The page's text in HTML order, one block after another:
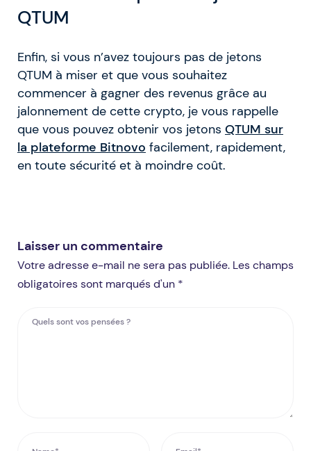
QTUM
Enfin, si vous n’avez toujours pas de jetons
QTUM à miser et que vous souhaitez
commencer à gagner des revenus grâce au
jalonnement de cette crypto, je vous rappelle
que vous pouvez obtenir vos jetons QTUM sur
la plateforme Bitnovo facilement, rapidement,
en toute sécurité et à moindre coût.
Laisser un commentaire
Votre adresse e-mail ne sera pas publiée. Les champs
obligatoires sont marqués d'un *